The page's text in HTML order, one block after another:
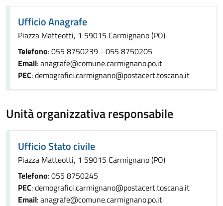
Ufficio Anagrafe
Piazza Matteotti, 1 59015 Carmignano (PO)
Telefono: 055 8750239 - 055 8750205
Email: anagrafe@comune.carmignano.po.it
PEC: demografici.carmignano@postacert.toscana.it
Unità organizzativa responsabile
Ufficio Stato civile
Piazza Matteotti, 1 59015 Carmignano (PO)
Telefono: 055 8750245
PEC: demografici.carmignano@postacert.toscana.it
Email: anagrafe@comune.carmignano.po.it